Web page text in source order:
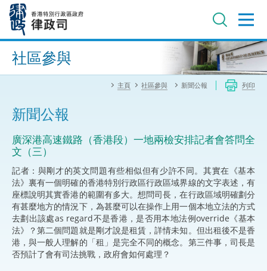
內
進階搜尋
社區參與
主頁 社區參與 新聞公報 列印
新聞公報
廣深港高速鐵路（香港段）一地兩檢安排記者會答問全
文（三）
記者：與剛才的英文問題有些相似但有少許不同。其實在《基本
法》裏有一個明確的香港特別行政區行政區域界線的文字表述，有
座標說明其實香港的範圍有多大。想問司長，在行政區域明確劃分
有甚麼地方的情況下，為甚麼可以在操作上用一個本地立法的方式
去劃出該處as regard不是香港，是否用本地法例override《基本
法》？第二個問題就是剛才說是租賃，詳情未知。但出租後不是香
港，與一般人理解的「租」是完全不同的概念。第三件事，司長是
否預計了會有司法挑戰，政府會如何處理？